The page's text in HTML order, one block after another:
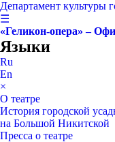
Департамент культуры
☰
«Геликон-опера» –
Языки
Ru
En
×
О театре
История городской
на Большой Никитской
Пресса о театре